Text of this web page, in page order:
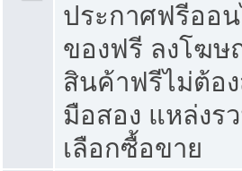
ประกาศฟรีออ
ของฟรี ลงโฆ
สินค้าฟรีไม่ต้อ
มือสอง แหล่งร
เลือกซื้อขาย